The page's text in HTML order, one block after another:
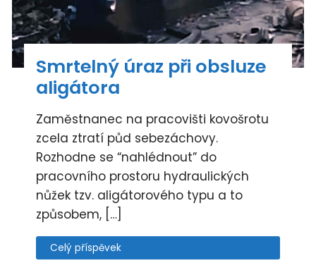
Smrtelný úraz při obsluze
aligátora
Zaměstnanec na pracovišti kovošrotu
zcela ztratí půd sebezáchovy.
Rozhodne se “nahlédnout” do
pracovního prostoru hydraulických
nůžek tzv. aligátorového typu a to
způsobem, […]
Celý příspěvek